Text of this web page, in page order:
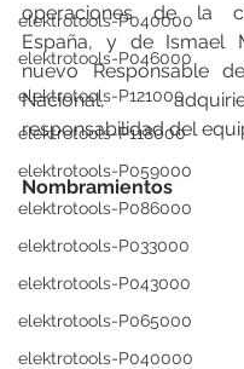
elektrotools-P040000
elektrotools-P046000
elektrotools-P121000
elektrotools-P118000
elektrotools-P059000
elektrotools-P086000
elektrotools-P033000
elektrotools-P043000
elektrotools-P065000
elektrotools-P040000
operaciones de la
España, y de Ismael
nuevo Responsable
Nacional,
responsabilidad del
Nombramientos